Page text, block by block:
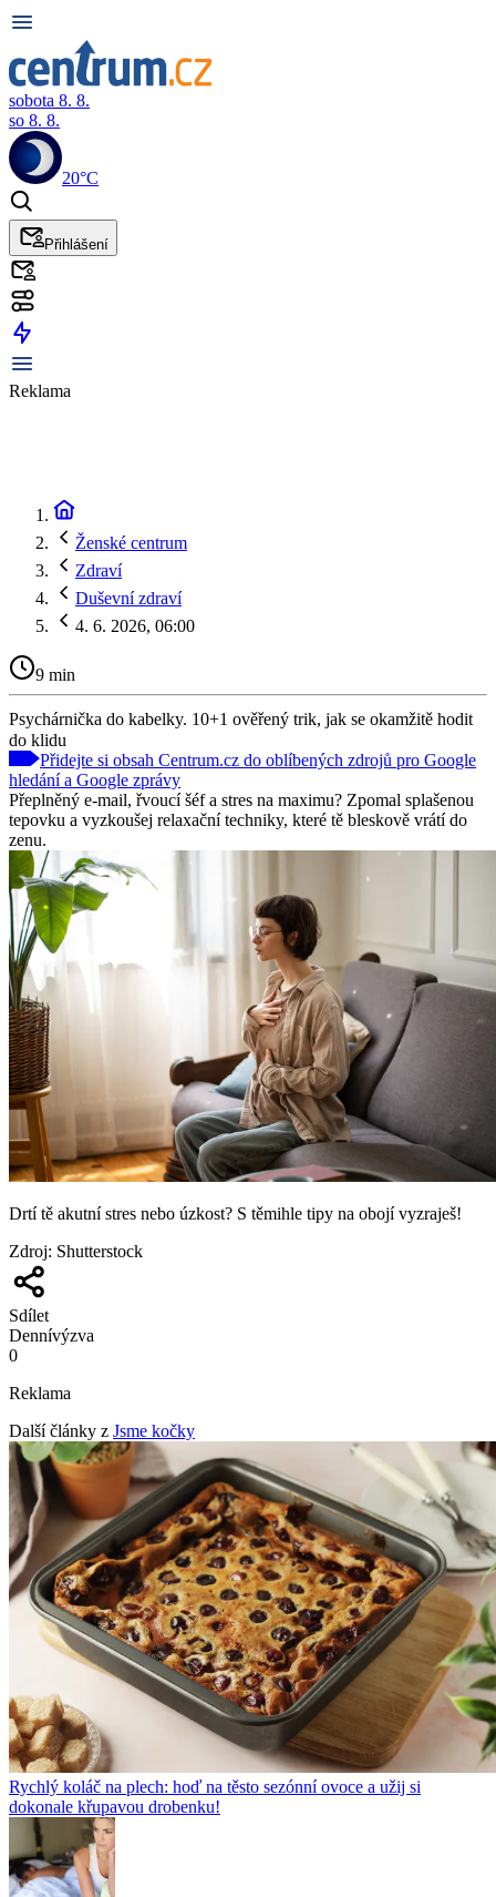
sobota 8. 8.
so 8. 8.
20°C
Přihlášení
Reklama
Ženské centrum
Zdraví
Duševní zdraví
4. 6. 2026, 06:00
9 min
Psychárnička do kabelky. 10+1 ověřený trik, jak se okamžitě hodit
do klidu
Přidejte si obsah Centrum.cz do oblíbených zdrojů pro Google
hledání a Google zprávy
Přeplněný e-mail, řvoucí šéf a stres na maximu? Zpomal splašenou
tepovku a vyzkoušej relaxační techniky, které tě bleskově vrátí do
zenu.
Drtí tě akutní stres nebo úzkost? S těmihle tipy na obojí vyzraješ!
Zdroj: Shutterstock
Sdílet
Dennívýzva
0
Reklama
Další články z Jsme kočky
Rychlý koláč na plech: hoď na těsto sezónní ovoce a užij si
dokonale křupavou drobenku!